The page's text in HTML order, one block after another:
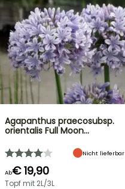
Agapanthus praecosubsp.
orientalis Full Moon…
Nicht lieferbar
Ab€ 19,90
Topf mit 2L/3L